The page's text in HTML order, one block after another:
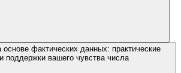
фактических данных: практические
поддержки вашего чувства числа